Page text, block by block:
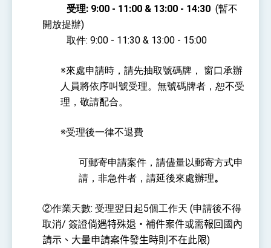
受理: 9:00 - 11:00 & 13:00 - 14:30 (暫不
開放提辦)
取件: 9:00 - 11:30 & 13:00 - 15:00
※來處申請時，請先抽取號碼牌， 窗口承辦
人員將依序叫號受理。無號碼牌者，恕不受
理，敬請配合。
※受理後一律不退費
可郵寄申請案件，請儘量以郵寄方式申
請，非急件者，請延後來處辦理。
②作業天數: 受理翌日起5個工作天 (申請後不得
取消/ 簽證倘遇特殊退・ 補件案件或需報回國內
請示、大量申請案件發生時則不在此限)